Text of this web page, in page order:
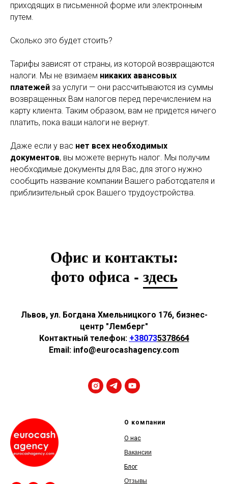
приходящих в письменной форме или электронным
путем.
Сколько это будет стоить?
Тарифы зависят от страны, из которой возвращаются
налоги. Мы не взимаем никаких авансовых
платежей за услуги — они рассчитываются из суммы
возвращенных Вам налогов перед перечислением на
карту клиента. Таким образом, вам не придется ничего
платить, пока ваши налоги не вернут.
Даже если у вас нет всех необходимых
документов, вы можете вернуть налог. Мы получим
необходимые документы для Вас, для этого нужно
сообщить название компании Вашего работодателя и
приблизительный срок Вашего трудоустройства.
Офис и контакты:
фото офиса - здесь
Львов, ул. Богдана Хмельницкого 176, бизнес-
центр "Лемберг"
Контактный телефон: +380735378664
Email: info@eurocashagency.com
О компании
О нас
Вакансии
Блог
Отзывы